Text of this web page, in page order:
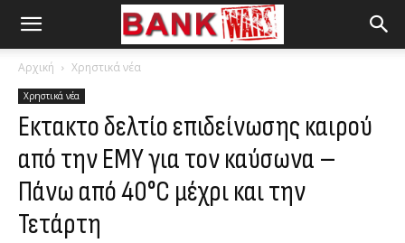
Αρχική Χρηστικά νέα
Χρηστικά νέα
Εκτακτο δελτίο επιδείνωσης καιρού
από την ΕΜΥ για τον καύσωνα –
Πάνω από 40°C μέχρι και την
Τετάρτη